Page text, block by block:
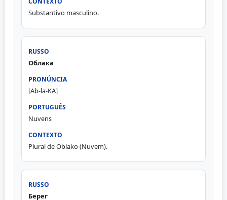
Substantivo masculino.
Облака
[Ab-la-KA]
Nuvens
Plural de Oblako (Nuvem).
Берег